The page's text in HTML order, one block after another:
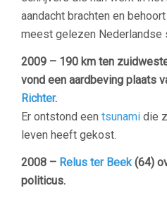
aandacht brachten en
meest gelezen Nederlandse
2009 – 190 km ten
vond een aardbeving plaats
Richter.
Er ontstond een tsunami die
leven heeft gekost.
2008 – Relus ter Beek (64)
politicus.